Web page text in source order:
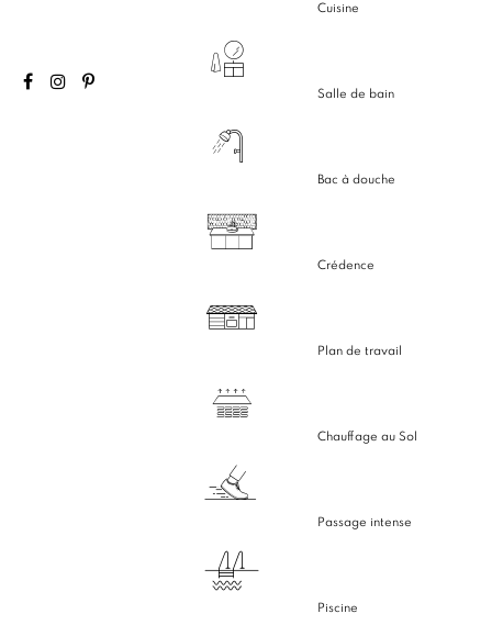
Cuisine
Salle de bain
Bac à douche
Crédence
Plan de travail
Chauffage au Sol
Passage intense
Piscine